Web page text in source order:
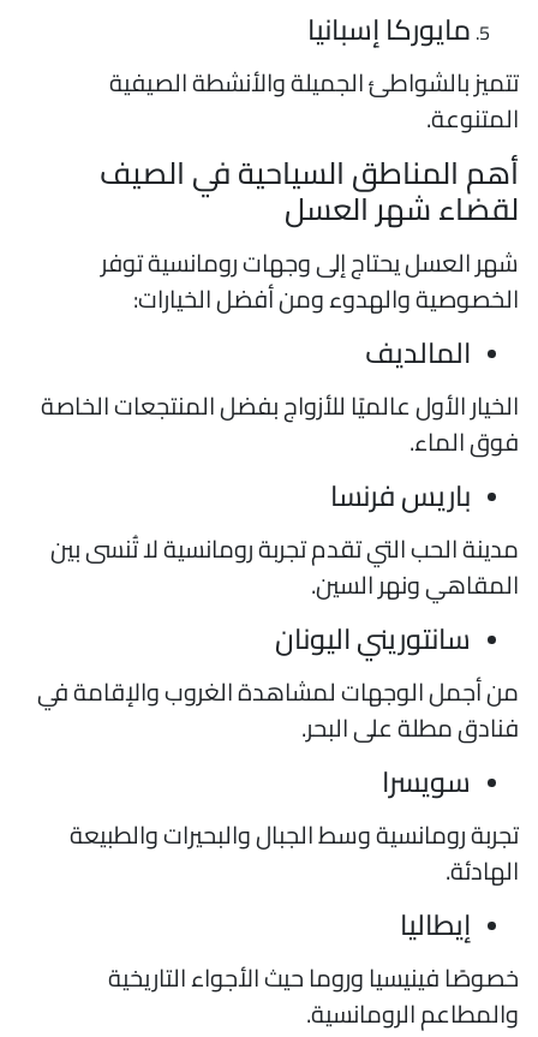
مايوركا إسبانيا
بالشواطئ الجميلة والأنشطة الصيفية
المناطق السياحية في الصيف
شهر العسل
العسل يحتاج إلى وجهات رومانسية توفر
والهدوء ومن أفضل الخيارات:
المالديف
الأول عالميًا للأزواج بفضل المنتجعات الخاصة
الماء.
باريس فرنسا
الحب التي تقدم تجربة رومانسية لا تُنسى بين
ونهر السين.
سانتوريني اليونان
أجمل الوجهات لمشاهدة الغروب والإقامة في
مطلة على البحر.
سويسرا
رومانسية وسط الجبال والبحيرات والطبيعة
إيطاليا
فينيسيا وروما حيث الأجواء التاريخية
الرومانسية.